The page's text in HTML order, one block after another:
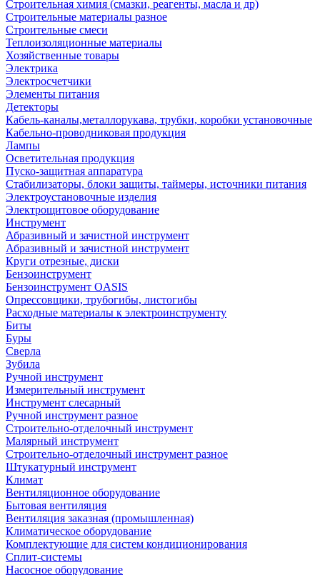
Строительная химия (смазки, реагенты, масла и др)
Строительные материалы разное
Строительные смеси
Теплоизоляционные материалы
Хозяйственные товары
Электрика
Электросчетчики
Элементы питания
Детекторы
Кабель-каналы,металлорукава, трубки, коробки установочные
Кабельно-проводниковая продукция
Лампы
Осветительная продукция
Пуско-защитная аппаратура
Стабилизаторы, блоки защиты, таймеры, источники питания
Электроустановочные изделия
Электрощитовое оборудование
Инструмент
Абразивный и зачистной инструмент
Абразивный и зачистной инструмент
Круги отрезные, диски
Бензоинструмент
Бензоинструмент OASIS
Опрессовщики, трубогибы, листогибы
Расходные материалы к электроинструменту
Биты
Буры
Сверла
Зубила
Ручной инструмент
Измерительный инструмент
Инструмент слесарный
Ручной инструмент разное
Строительно-отделочный инструмент
Малярный инструмент
Строительно-отделочный инструмент разное
Штукатурный инструмент
Климат
Вентиляционное оборудование
Бытовая вентиляция
Вентиляция заказная (промышленная)
Климатическое оборудование
Комплектующие для систем кондиционирования
Сплит-системы
Насосное оборудование